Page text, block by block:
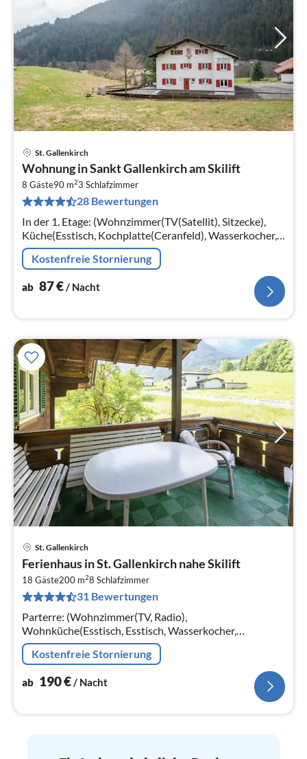
St. Gallenkirch
Wohnung in Sankt Gallenkirch am Skilift
8 Gäste90 m23 Schlafzimmer
28 Bewertungen
In der 1. Etage: (Wohnzimmer(TV(Satellit), Sitzecke),
Küche(Esstisch, Kochplatte(Ceranfeld), Wasserkocher,
Kaffeemaschine(pads)
Kostenfreie Stornierung
ab 87€/ Nacht
St. Gallenkirch
Ferienhaus in St. Gallenkirch nahe Skilift
18 Gäste200 m28 Schlafzimmer
31 Bewertungen
Parterre: (Wohnzimmer(TV, Radio),
Wohnküche(Esstisch, Esstisch, Wasserkocher,
Kochherd(4 Kochplatten, Gas), Kaffeemaschine(Filter)
Kostenfreie Stornierung
ab 190€/ Nacht